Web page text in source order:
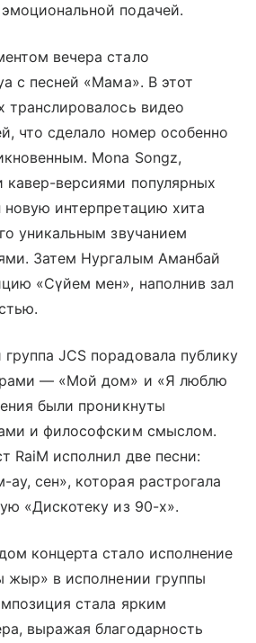
подачей.
вечера стало
с песней «Мама». В этот
транслировалось видео
что сделало номер особенно
Mona Songz,
кавер-версиями популярных
новую интерпретацию хита
уникальным звучанием
Затем Нургалым Аманбай
«Сүйем мен», наполнив зал
JCS порадовала публику
— «Мой дом» и «Я люблю
были проникнуты
и философским смыслом.
RaiM исполнил две песни:
сен», которая растрогала
«Дискотеку из 90-х».
концерта стало исполнение
жыр» в исполнении группы
стала ярким
выражая благодарность